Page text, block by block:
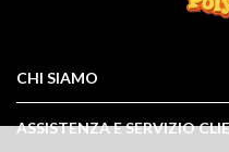
CHI SIAMO
ASSISTENZA E SERVIZIO